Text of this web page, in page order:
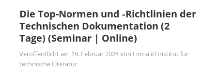
Die Top-Normen und ‑Richtlinien der
Technischen Dokumentation (2
Tage) (Seminar | Online)
Veröffentlicht am 19. Februar 2024von Firma itl Institut für
technische Literatur